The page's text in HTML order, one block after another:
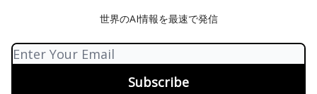
世界のAI情報を最速で発信